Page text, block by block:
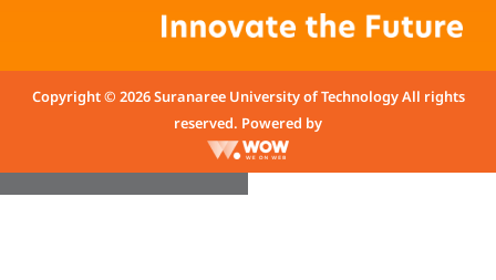
Copyright © 2026 Suranaree University of Technology All rights
reserved. Powered by